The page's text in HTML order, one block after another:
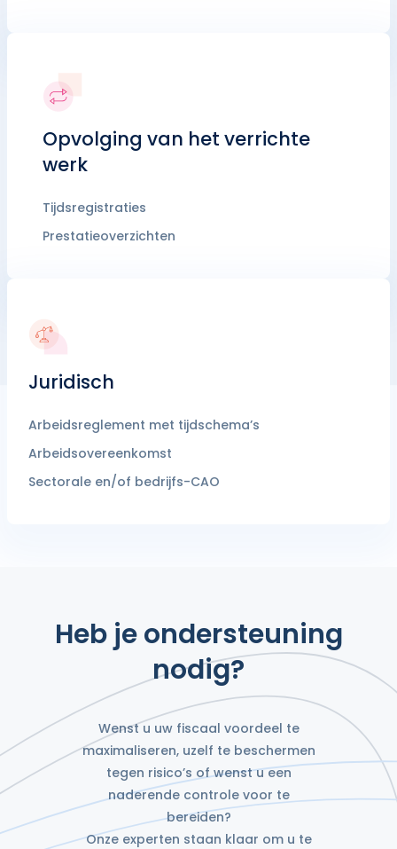
Opvolging van het verrichte
werk
Tijdsregistraties
Prestatieoverzichten
Juridisch
Arbeidsreglement met tijdschema’s
Arbeidsovereenkomst
Sectorale en/of bedrijfs-CAO
Heb je ondersteuning
nodig?
Wenst u uw fiscaal voordeel te
maximaliseren, uzelf te beschermen
tegen risico’s of wenst u een
naderende controle voor te
bereiden?
Onze experten staan klaar om u te